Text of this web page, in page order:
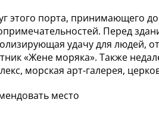
этого порта, принимающего
Перед
удачу для людей,
«Жене моряка». Также
морская арт-галерея,
место